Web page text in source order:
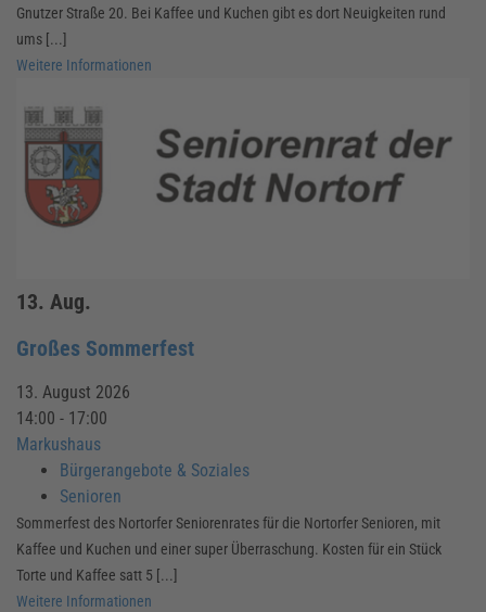
Gnutzer Straße 20. Bei Kaffee und Kuchen gibt es dort Neuigkeiten rund
ums [...]
Weitere Informationen
13. Aug.
Großes Sommerfest
13. August 2026
14:00 - 17:00
Markushaus
Bürgerangebote & Soziales
Senioren
Sommerfest des Nortorfer Seniorenrates für die Nortorfer Senioren, mit
Kaffee und Kuchen und einer super Überraschung. Kosten für ein Stück
Torte und Kaffee satt 5 [...]
Weitere Informationen